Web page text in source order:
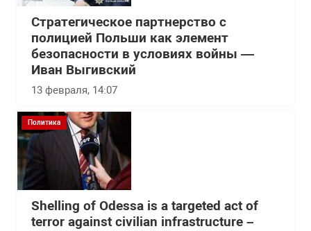
Стратегическое партнерство с
полицией Польши как элемент
безопасности в условиях войны —
Иван Выгивский
13 февраля, 14:07
Политика
Shelling of Odessa is a targeted act of
terror against civilian infrastructure –